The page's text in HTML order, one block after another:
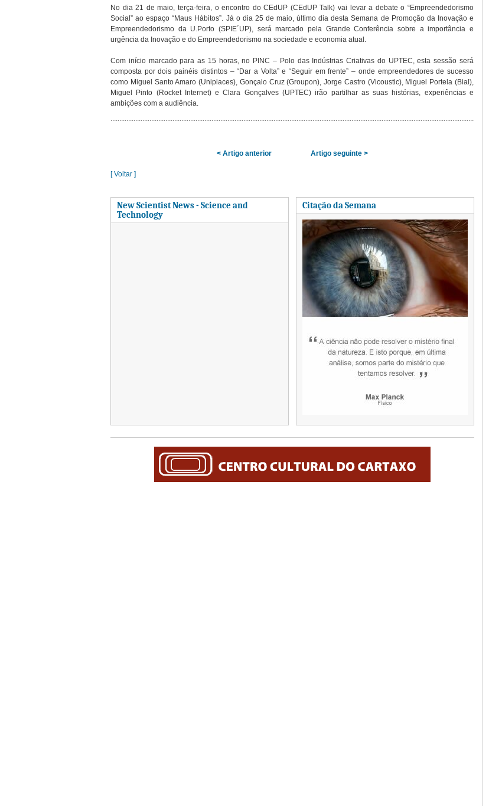
No dia 21 de maio, terça-feira, o encontro do CEdUP (CEdUP Talk) vai levar a debate o “Empreendedorismo
Social” ao espaço “Maus Hábitos”. Já o dia 25 de maio, último dia desta Semana de Promoção da Inovação e
Empreendedorismo da U.Porto (SPIE´UP), será marcado pela Grande Conferência sobre a importância e
urgência da Inovação e do Empreendedorismo na sociedade e economia atual.
Com início marcado para as 15 horas, no PINC – Polo das Indústrias Criativas do UPTEC, esta sessão será
composta por dois painéis distintos – “Dar a Volta” e “Seguir em frente” – onde empreendedores de sucesso
como Miguel Santo Amaro (Uniplaces), Gonçalo Cruz (Groupon), Jorge Castro (Vicoustic), Miguel Portela (Bial),
Miguel Pinto (Rocket Internet) e Clara Gonçalves (UPTEC) irão partilhar as suas histórias, experiências e
ambições com a audiência.
< Artigo anterior Artigo seguinte >
[ Voltar ]
New Scientist News - Science and
Technology
Citação da Semana